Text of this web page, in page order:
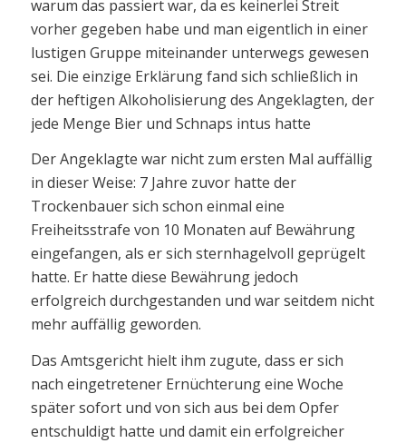
warum das passiert war, da es keinerlei Streit
vorher gegeben habe und man eigentlich in einer
lustigen Gruppe miteinander unterwegs gewesen
sei. Die einzige Erklärung fand sich schließlich in
der heftigen Alkoholisierung des Angeklagten, der
jede Menge Bier und Schnaps intus hatte
Der Angeklagte war nicht zum ersten Mal auffällig
in dieser Weise: 7 Jahre zuvor hatte der
Trockenbauer sich schon einmal eine
Freiheitsstrafe von 10 Monaten auf Bewährung
eingefangen, als er sich sternhagelvoll geprügelt
hatte. Er hatte diese Bewährung jedoch
erfolgreich durchgestanden und war seitdem nicht
mehr auffällig geworden.
Das Amtsgericht hielt ihm zugute, dass er sich
nach eingetretener Ernüchterung eine Woche
später sofort und von sich aus bei dem Opfer
entschuldigt hatte und damit ein erfolgreicher